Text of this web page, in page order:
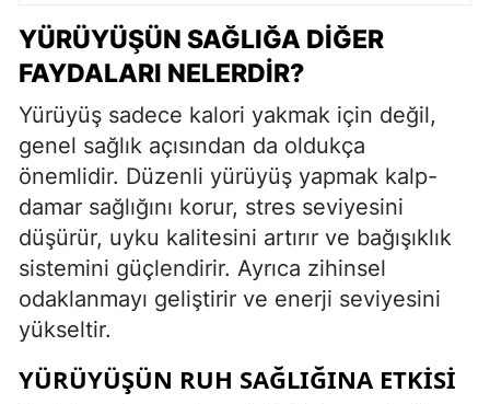
YÜRÜYÜŞÜN SAĞLIĞA DIĞER
FAYDALARI NELERDIR?
Yürüyüş sadece kalori yakmak için değil,
genel sağlık açısından da oldukça
önemlidir. Düzenli yürüyüş yapmak kalp-
damar sağlığını korur, stres seviyesini
düşürür, uyku kalitesini artırır ve bağışıklık
sistemini güçlendirir. Ayrıca zihinsel
odaklanmayı geliştirir ve enerji seviyesini
yükseltir.
YÜRÜYÜŞÜN RUH SAĞLIĞINA ETKISI